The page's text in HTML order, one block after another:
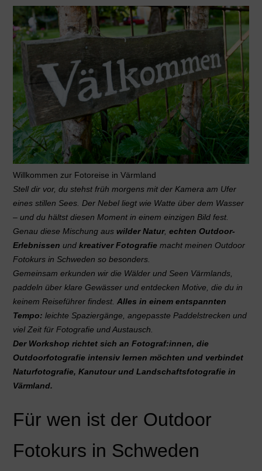
Willkommen zur Fotoreise in Värmland
Stell dir vor, du stehst früh morgens mit der Kamera am Ufer
eines stillen Sees. Der Nebel liegt wie Watte über dem Wasser
– und du hältst diesen Moment in einem einzigen Bild fest.
Genau diese Mischung aus wilder Natur, echten Outdoor-
Erlebnissen und kreativer Fotografiemacht meinen Outdoor
Fotokurs in Schweden so besonders.
Gemeinsam erkunden wir die Wälder und Seen Värmlands,
paddeln über klare Gewässer und entdecken Motive, die du in
keinem Reiseführer findest. Alles in einem entspannten
Tempo: leichte Spaziergänge, angepasste Paddelstrecken und
viel Zeit für Fotografie und Austausch.
Der Workshop richtet sich an Fotograf:innen, die
Outdoorfotografie intensiv lernen möchten und verbindet
Naturfotografie, Kanutour und Landschaftsfotografie in
Värmland.
Für wen ist der Outdoor
Fotokurs in Schweden